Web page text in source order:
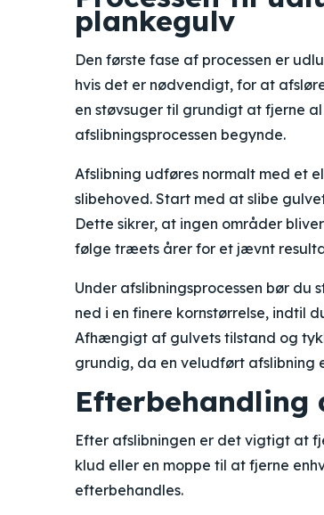
plankegulv
Den første fase af processen er
hvis det er nødvendigt, for at
en støvsuger til grundigt at fjerne
afslibningsprocessen begynde.
Afslibning udføres normalt med et
slibehoved. Start med at slibe
Dette sikrer, at ingen områder
følge træets årer for et jævnt
Under afslibningsprocessen bør
ned i en finere kornstørrelse, indtil
Afhængigt af gulvets tilstand og
grundig, da en veludført afslibning
Efterbehandling
Efter afslibningen er det vigtigt at
klud eller en moppe til at fjerne
efterbehandles.